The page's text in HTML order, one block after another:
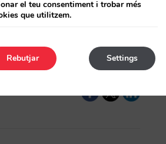
el teu consentiment i trobar més
que utilitzem.
Settings
Rebutjar